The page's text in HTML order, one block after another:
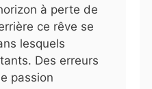
à perte de
ce rêve se
lesquels
Des erreurs
passion